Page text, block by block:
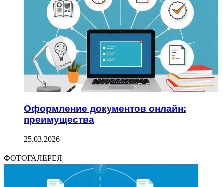
Оформление документов онлайн:
преимущества
25.03.2026
ФОТОГАЛЕРЕЯ